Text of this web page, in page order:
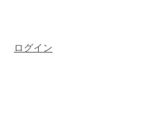
ログイン